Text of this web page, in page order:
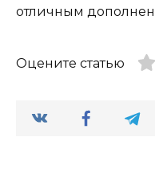
отличным
Оцените статью